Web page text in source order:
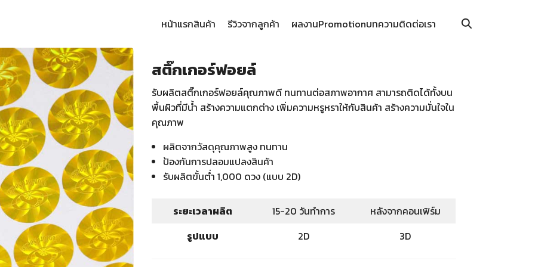
หน้าแรกสินค้า รีวิวจากลูกค้า ผลงานPromotionบทความติดต่อเรา
สติ๊กเกอร์ฟอยล์
รับผลิตสติ๊กเกอร์ฟอยล์คุณภาพดี ทนทานต่อสภาพอากาศ สามารถติดได้ทั้งบน
พื้นผิวที่มีน้ำ สร้างความแตกต่าง เพิ่มความหรูหราให้กับสินค้า สร้างความมั่นใจใน
คุณภาพ
ผลิตจากวัสดุคุณภาพสูง ทนทาน
ป้องกันการปลอมแปลงสินค้า
รับผลิตขั้นต่ำ 1,000 ดวง (แบบ 2D)
ระยะเวลาผลิต 15-20 วันทำการ
หลังจากคอนเฟิร์ม
รูปแบบ
2D 3D